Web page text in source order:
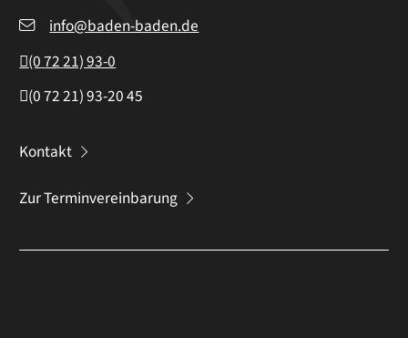
info@baden-baden.de
(07221) 93-0
(07221) 93-2045
Kontakt
Zur Terminvereinbarung